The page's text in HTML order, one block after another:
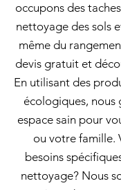
occupons des
nettoyage des sols
même du
devis gratuit et
En utilisant des
écologiques, nous
espace sain pour
ou votre famille.
besoins
nettoyage? Nous